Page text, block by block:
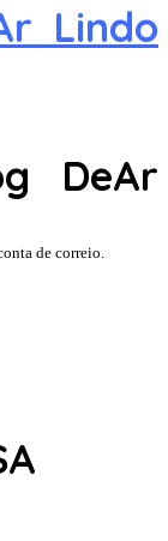
Lindo
DeAr
de correio.